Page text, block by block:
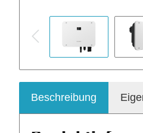
Beschreibung